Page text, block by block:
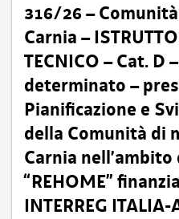
316/26 –
Carnia –
TECNICO – Cat. D
determinato –
Pianificazione e
della Comunità di
Carnia
“REHOME”
INTERREG ITALIA-